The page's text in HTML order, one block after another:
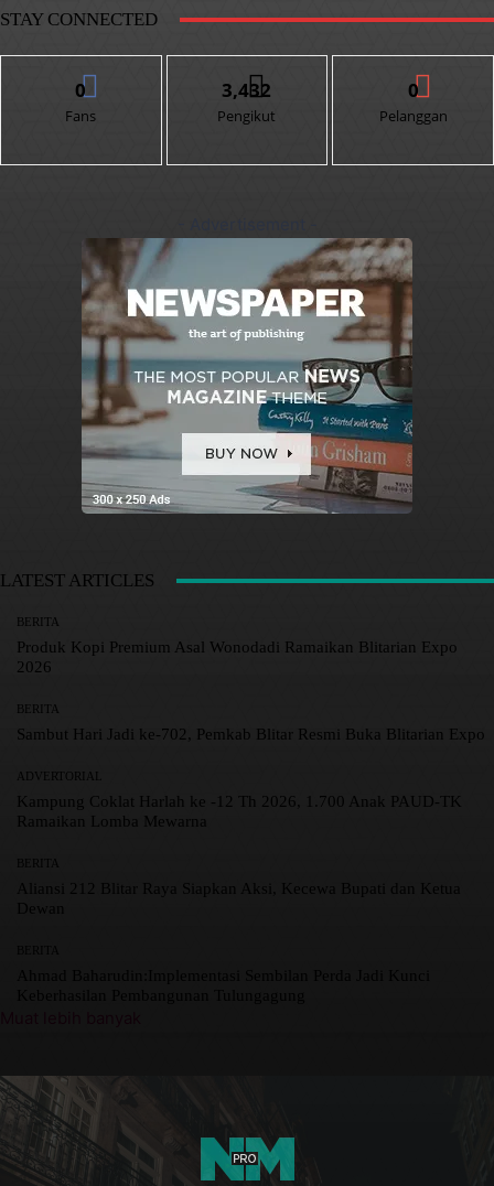
STAY CONNECTED
0
Fans
3,432
Pengikut
0
Pelanggan
LATEST ARTICLES
BERITA
Produk Kopi Premium Asal Wonodadi Ramaikan Blitarian Expo
2026
BERITA
Sambut Hari Jadi ke-702, Pemkab Blitar Resmi Buka Blitarian Expo
ADVERTORIAL
Kampung Coklat Harlah ke -12 Th 2026, 1.700 Anak PAUD-TK
Ramaikan Lomba Mewarna
BERITA
Aliansi 212 Blitar Raya Siapkan Aksi, Kecewa Bupati dan Ketua
Dewan